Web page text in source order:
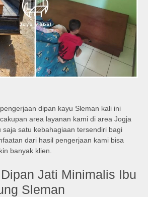
dipan kayu Sleman kali ini
area layanan kami di area Jogja
saja satu kebahagiaan tersendiri bagi
dari hasil pengerjaan kami bisa
banyak klien.
Jati Minimalis Ibu
Sleman